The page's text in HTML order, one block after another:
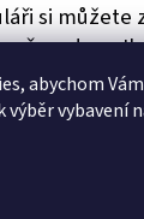
abychom Vám
vybavení
si můžete
Při
průkaz platí
náš účet.